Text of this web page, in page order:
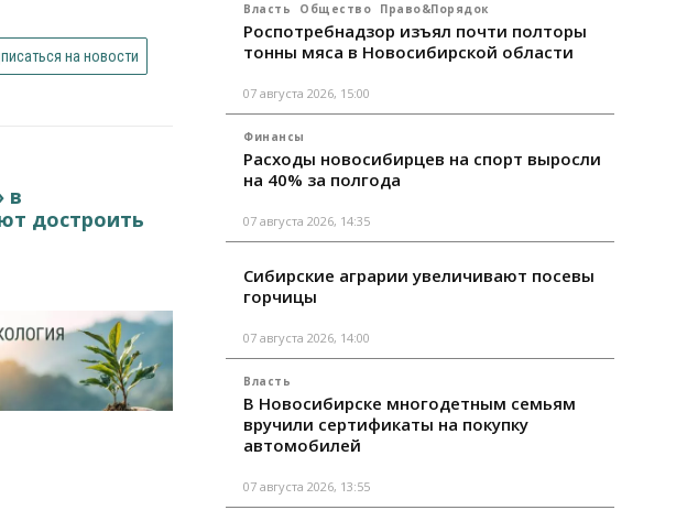
на новости
в
достроить
Власть Общество Право&Порядок
Роспотребнадзор изъял почти полторы
тонны мяса в Новосибирской области
07 августа 2026, 15:00
Финансы
Расходы новосибирцев на спорт выросли
на 40% за полгода
07 августа 2026, 14:35
Сибирские аграрии увеличивают посевы
горчицы
07 августа 2026, 14:00
Власть
В Новосибирске многодетным семьям
вручили сертификаты на покупку
автомобилей
07 августа 2026, 13:55